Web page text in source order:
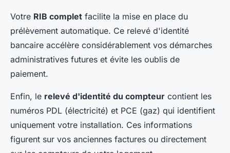
Votre RIB complet facilite la mise en place du
prélèvement automatique. Ce relevé d'identité
bancaire accélère considérablement vos démarches
administratives futures et évite les oublis de
paiement.
Enfin, le relevé d'identité du compteur contient les
numéros PDL (électricité) et PCE (gaz) qui identifient
uniquement votre installation. Ces informations
figurent sur vos anciennes factures ou directement